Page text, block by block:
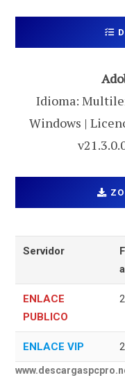
Idioma:
Windows |
Servidor
ENLACE
PUBLICO
ENLACE VIP